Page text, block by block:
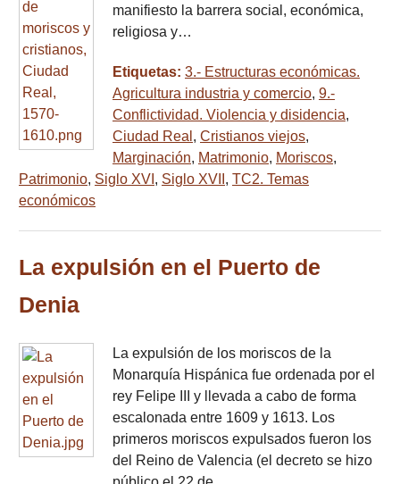
manifiesto la barrera social, económica,
religiosa y…
Etiquetas: 3.- Estructuras económicas.
Agricultura industria y comercio, 9.-
Conflictividad. Violencia y disidencia,
Ciudad Real , Cristianos viejos,
Marginación, Matrimonio, Moriscos,
Patrimonio, Siglo XVI , Siglo XVII , TC2. Temas
económicos
La expulsión en el Puerto de
Denia
La expulsión de los moriscos de la
Monarquía Hispánica fue ordenada por el
rey Felipe III y llevada a cabo de forma
escalonada entre 1609 y 1613. Los
primeros moriscos expulsados fueron los
del Reino de Valencia (el decreto se hizo